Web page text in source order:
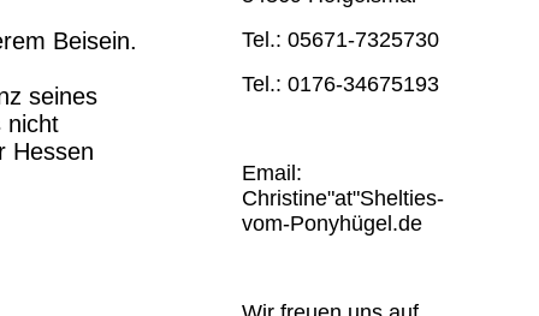
Beisein.
seines
nicht
Hessen
Tel.: 05671-7325730
Tel.: 0176-34675193
Email:
Christine"at"Shelties-
vom-Ponyhügel.de